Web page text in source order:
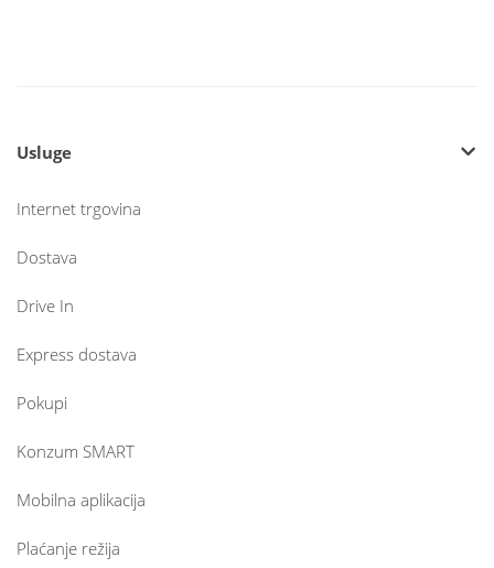
Usluge
Internet trgovina
Dostava
Drive In
Express dostava
Pokupi
Konzum SMART
Mobilna aplikacija
Plaćanje režija